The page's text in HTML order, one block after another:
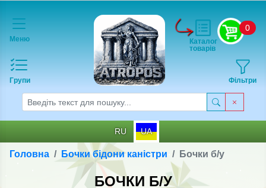
Меню
Групи
0
Фільтри
Каталог
товарів
RU UA
Головна Бочки бідони каністри Бочки б/у
БОЧКИ Б/У